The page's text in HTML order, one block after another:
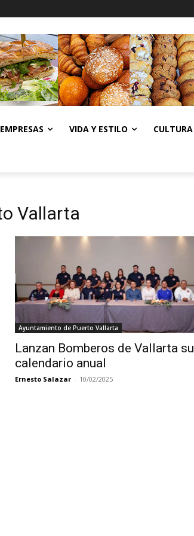
EMPRESAS VIDA Y ESTILO CULTURA
Vallarta
Ayuntamiento de Puerto Vallarta
Lanzan Bomberos de Vallarta su
calendario anual
Ernesto Salazar - 10/02/2025